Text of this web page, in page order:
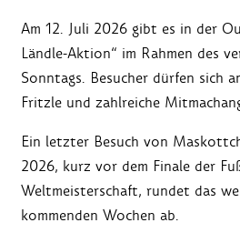
Am 12. Juli 2026 gibt es in der
Ländle-Aktion“ im Rahmen des
Sonntags. Besucher dürfen sich
Fritzle und zahlreiche
Ein letzter Besuch von
2026, kurz vor dem Finale der
Weltmeisterschaft, rundet das
kommenden Wochen ab.